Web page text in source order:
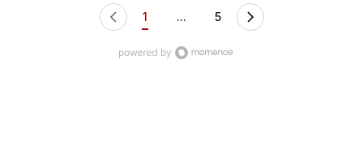
1 ... 5